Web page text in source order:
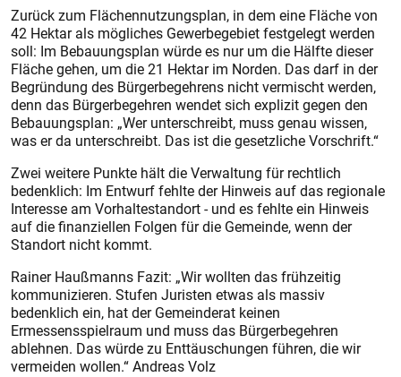
Zurück zum Flächennutzungsplan, in dem eine Fläche von
42 Hektar als mögliches Gewerbegebiet festgelegt werden
soll: Im Bebauungsplan würde es nur um die Hälfte dieser
Fläche gehen, um die 21 Hektar im Norden. Das darf in der
Begründung des Bürgerbegehrens nicht vermischt werden,
denn das Bürgerbegehren wendet sich explizit gegen den
Bebauungsplan: „Wer unterschreibt, muss genau wissen,
was er da unterschreibt. Das ist die gesetzliche Vorschrift.“
Zwei weitere Punkte hält die Verwaltung für rechtlich
bedenklich: Im Entwurf fehlte der Hinweis auf das regionale
Interesse am Vorhaltestandort - und es fehlte ein Hinweis
auf die finanziellen Folgen für die Gemeinde, wenn der
Standort nicht kommt.
Rainer Haußmanns Fazit: „Wir wollten das frühzeitig
kommunizieren. Stufen Juristen etwas als massiv
bedenklich ein, hat der Gemeinderat keinen
Ermessensspielraum und muss das Bürgerbegehren
ablehnen. Das würde zu Enttäuschungen führen, die wir
vermeiden wollen.“ Andreas Volz